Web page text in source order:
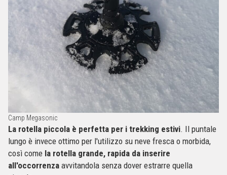
Camp Megasonic
La rotella piccola è perfetta per i trekking estivi. Il puntale
lungo è invece ottimo per l'utilizzo su neve fresca o morbida,
così come la rotella grande, rapida da inserire
all'occorrenza avvitandola senza dover estrarre quella